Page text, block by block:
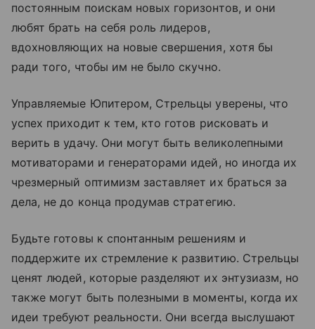
постоянным поискам новых горизонтов, и они
любят брать на себя роль лидеров,
вдохновляющих на новые свершения, хотя бы
ради того, чтобы им не было скучно.
Управляемые Юпитером, Стрельцы уверены, что
успех приходит к тем, кто готов рисковать и
верить в удачу. Они могут быть великолепными
мотиваторами и генераторами идей, но иногда их
чрезмерный оптимизм заставляет их браться за
дела, не до конца продумав стратегию.
Будьте готовы к спонтанным решениям и
поддержите их стремление к развитию. Стрельцы
ценят людей, которые разделяют их энтузиазм, но
также могут быть полезными в моменты, когда их
идеи требуют реальности. Они всегда выслушают